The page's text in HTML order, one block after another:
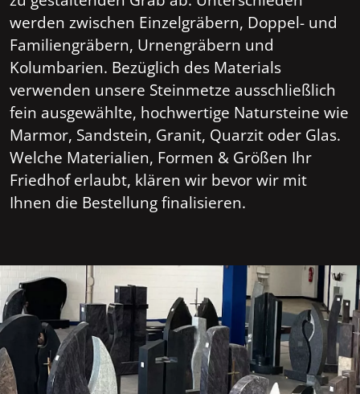
werden zwischen Einzelgräbern, Doppel- und
Familiengräbern, Urnengräbern und
Kolumbarien. Bezüglich des Materials
verwenden unsere Steinmetze ausschließlich
fein ausgewählte, hochwertige Natursteine wie
Marmor, Sandstein, Granit, Quarzit oder Glas.
Welche Materialien, Formen & Größen Ihr
Friedhof erlaubt, klären wir bevor wir mit
Ihnen die Bestellung finalisieren.